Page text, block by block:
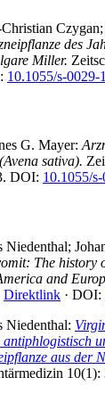
des
Miller.
10.1055/s-0029-
G. Mayer:
sativa).
DOI: 10.1055/
The history
and
Direktlink · DOI:
aus der